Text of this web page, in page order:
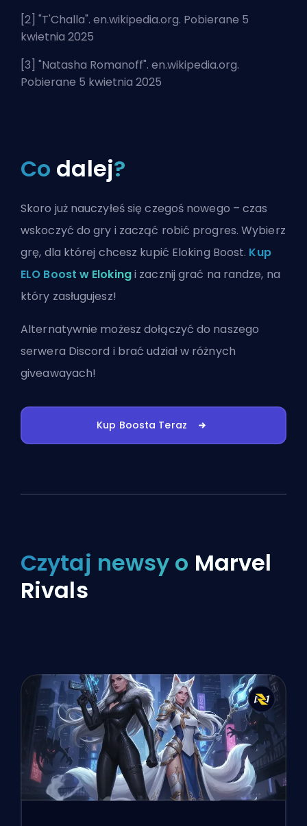
[2] "T'Challa". en.wikipedia.org. Pobierane 5
kwietnia 2025
[3] "Natasha Romanoff". en.wikipedia.org.
Pobierane 5 kwietnia 2025
Co dalej?
Skoro już nauczyłeś się czegoś nowego – czas
wskoczyć do gry i zacząć robić progres. Wybierz
grę, dla której chcesz kupić Eloking Boost. Kup
ELO Boost w Elokingi zacznij grać na randze, na
który zasługujesz!
Alternatywnie możeszdołączyć do naszego
serwera Discord i brać udział w różnych
giveawayach!
Kup Boosta Teraz
Czytaj newsy o Marvel
Rivals